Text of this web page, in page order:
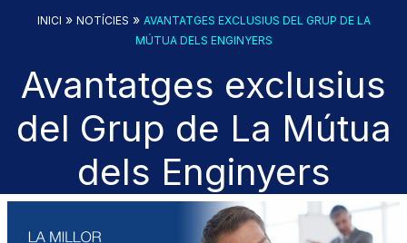
INICI » NOTÍCIES » AVANTATGES EXCLUSIUS DEL GRUP DE LA
MÚTUA DELS ENGINYERS
Avantatges exclusius
del Grup de La Mútua
dels Enginyers